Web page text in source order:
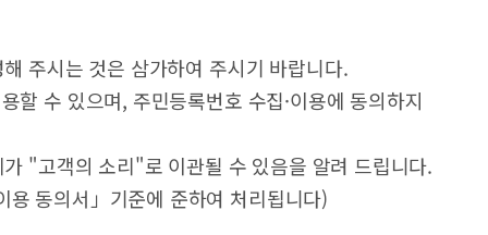
주시는 것은 삼가하여 주시기 바랍니다.
할 수 있으며, 주민등록번호 수집·이용에 동의하지
"고객의 소리"로 이관될 수 있음을 알려 드립니다.
용 동의서」기준에 준하여 처리됩니다)